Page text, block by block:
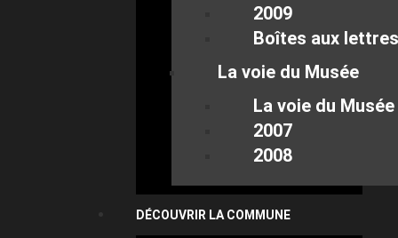
2009
Boîtes aux lettres
La voie du Musée
La voie du Musée
2007
2008
DÉCOUVRIR LA COMMUNE